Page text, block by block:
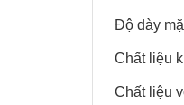
Độ dày
Chất liệu
Chất liệu